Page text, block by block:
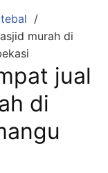
murah di
jual
di